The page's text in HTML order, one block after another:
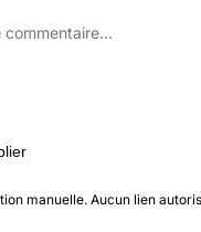
manuelle. Aucun lien